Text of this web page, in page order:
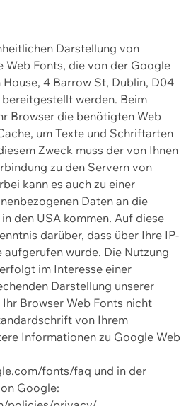
Darstellung von
Web Fonts, die von der Google
4 Barrow St, Dublin, D04
bereitgestellt werden. Beim
Browser die benötigten Web
um Texte und Schriftarten
Zweck muss der von Ihnen
zu den Servern von
kann es auch zu einer
Daten an die
den USA kommen. Auf diese
darüber, dass über Ihre IP-
aufgerufen wurde. Die Nutzung
im Interesse einer
Darstellung unserer
Browser Web Fonts nicht
von Ihrem
Informationen zu Google Web
fonts/faq und in der
Google: